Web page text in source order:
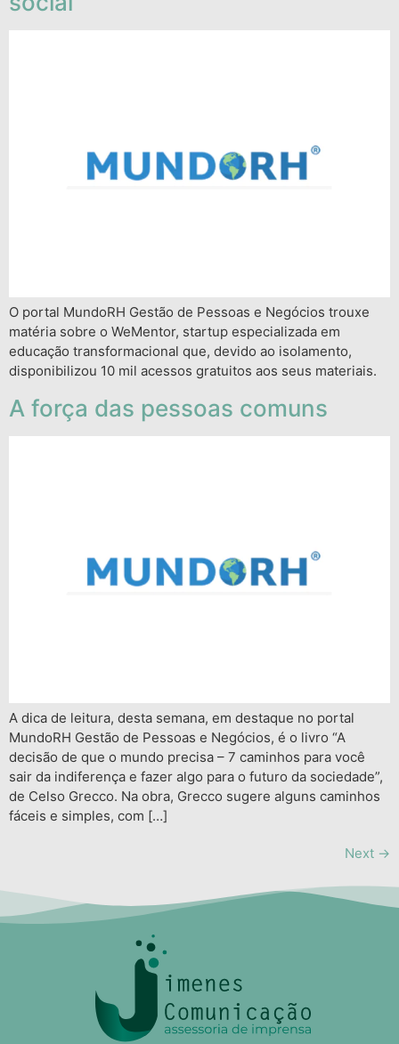
O portal MundoRH Gestão de Pessoas e Negócios trouxe
matéria sobre o WeMentor, startup especializada em
educação transformacional que, devido ao isolamento,
disponibilizou 10 mil acessos gratuitos aos seus materiais.
A força das pessoas comuns
A dica de leitura, desta semana, em destaque no portal
MundoRH Gestão de Pessoas e Negócios, é o livro “A
decisão de que o mundo precisa – 7 caminhos para você
sair da indiferença e fazer algo para o futuro da sociedade”,
de Celso Grecco. Na obra, Grecco sugere alguns caminhos
fáceis e simples, com […]
Next →